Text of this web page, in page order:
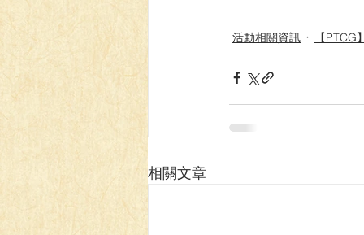
活動相關資訊 【PTCG
相關文章